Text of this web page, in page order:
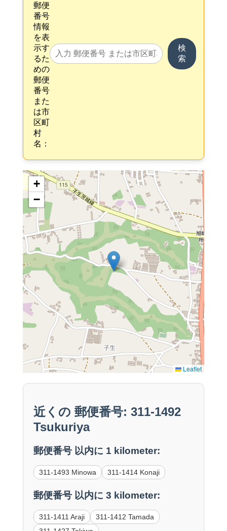
郵便
番号
情報
を表
示す
るた
めの
郵便
番号
また
は市
区町
村
名：
検
索
+
−
Leaflet
近くの 郵便番号: 311-1492
Tsukuriya
郵便番号 以内に 1 kilometer:
311-1493 Minowa 311-1414 Konaji
郵便番号 以内に 3 kilometer:
311-1411 Araji
311-1412 Tamada